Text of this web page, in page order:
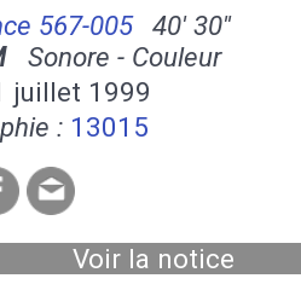
567-005
40' 30''
Sonore - Couleur
juillet 1999
: 13015
Voir la notice